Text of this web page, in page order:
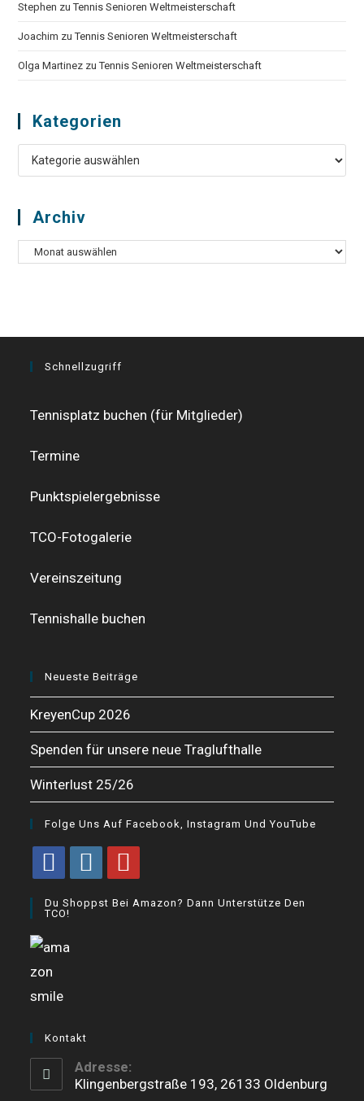
Stephen zuTennis Senioren Weltmeisterschaft
Joachim zuTennis Senioren Weltmeisterschaft
Olga Martinez zuTennis Senioren Weltmeisterschaft
Kategorien
Kategorien
Archiv
Archiv
Schnellzugriff
Tennisplatz buchen (für Mitglieder)
Termine
Punktspielergebnisse
TCO-Fotogalerie
Vereinszeitung
Tennishalle buchen
Neueste Beiträge
KreyenCup 2026
Spenden für unsere neue Traglufthalle
Winterlust 25/26
Folge Uns Auf Facebook, Instagram Und YouTube
new
tab
in
new
in
Du Shoppst Bei Amazon? Dann Unterstütze Den
TCO!
Kontakt
Adresse:
Klingenbergstraße 193, 26133 Oldenburg